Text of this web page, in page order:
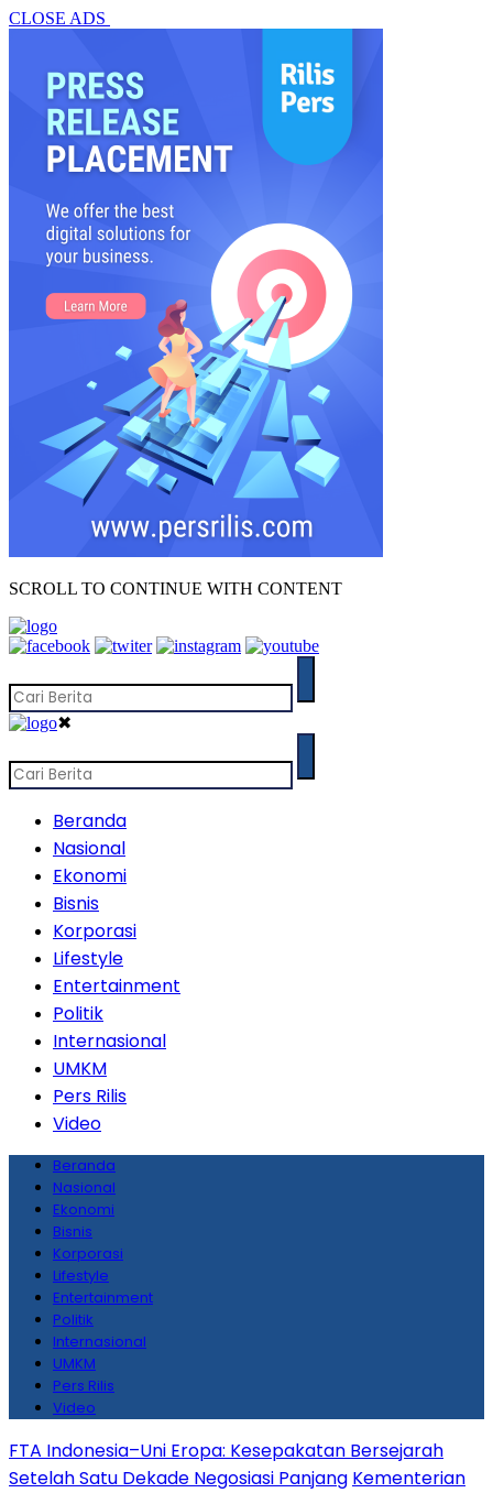
CLOSE ADS
SCROLL TO CONTINUE WITH CONTENT
✖
Beranda
Nasional
Ekonomi
Bisnis
Korporasi
Lifestyle
Entertainment
Politik
Internasional
UMKM
Pers Rilis
Video
Beranda
Nasional
Ekonomi
Bisnis
Korporasi
Lifestyle
Entertainment
Politik
Internasional
UMKM
Pers Rilis
Video
FTA Indonesia–Uni Eropa: Kesepakatan Bersejarah
Setelah Satu Dekade Negosiasi Panjang Kementerian